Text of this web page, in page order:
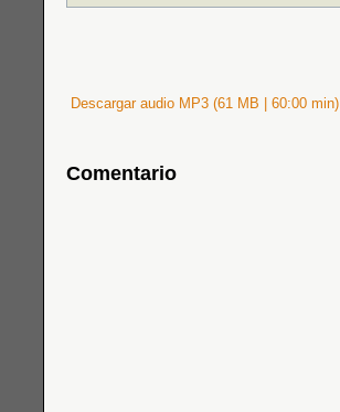
Descargar audio MP3 (61 MB | 60:00 min)
Comentario